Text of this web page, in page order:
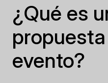
¿Qué es
evento?